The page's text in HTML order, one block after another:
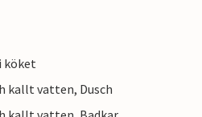
köket
kallt vatten, Dusch